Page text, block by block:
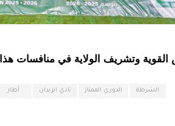
القوية وتشريف الولاية في منافسات
أطار نادي انزيدان الدوري الممتاز الشرطة